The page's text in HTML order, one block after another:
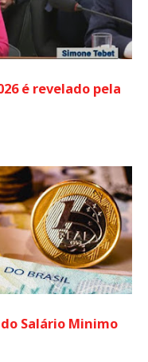
é revelado pela
do Salário Minimo